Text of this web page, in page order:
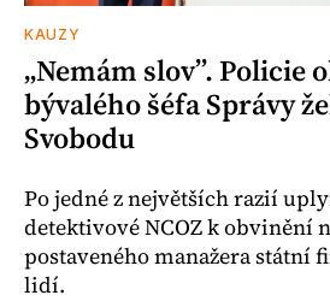
KAUZY
„Nemám slov”. Policie
bývalého šéfa Správy
Svobodu
Po jedné z největších razií
detektivové NCOZ k obvinění
postaveného manažera státní
lidí.